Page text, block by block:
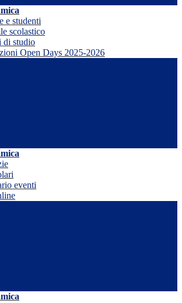
e studenti
scolastico
di studio
Open Days 2025-2026
eventi